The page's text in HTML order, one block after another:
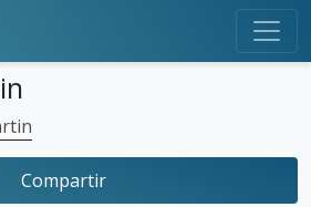
Compartir